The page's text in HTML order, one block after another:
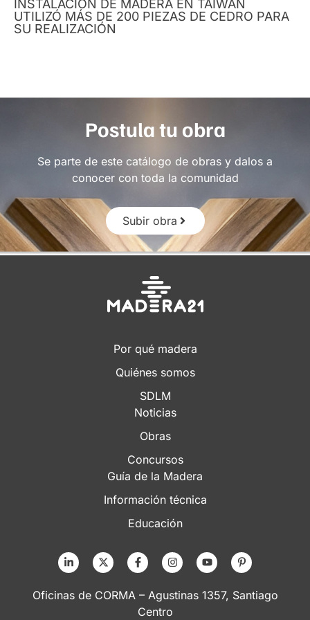
INSTALACIÓN DE MADERA EN TAIWÁN
UTILIZÓ MÁS DE 200 PIEZAS DE CEDRO PARA
SU REALIZACIÓN
Postula tu obra
Se parte de este catálogo de obras y dalos a
conocer con toda la comunidad
Subir obra
Por qué madera
Quiénes somos
SDLM
Noticias
Obras
Concursos
Guía de la Madera
Información técnica
Educación
Oficinas de CORMA – Agustinas 1357, Santiago
Centro